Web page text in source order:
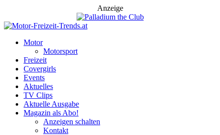
Anzeige
Motor
Motorsport
Freizeit
Covergirls
Events
Aktuelles
TV Clips
Aktuelle Ausgabe
Magazin als Abo!
Anzeigen schalten
Kontakt